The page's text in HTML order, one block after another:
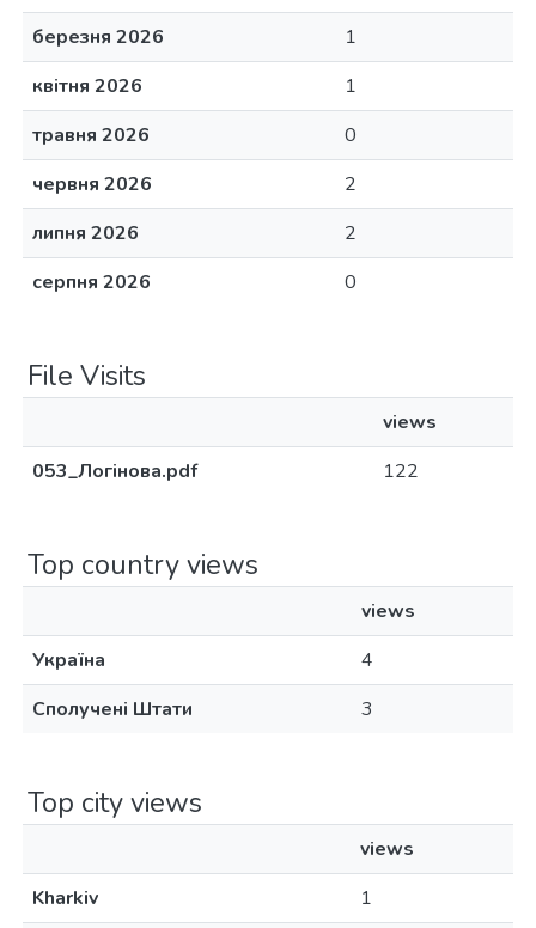
березня 2026
1
квітня 2026
1
травня 2026
0
червня 2026
2
липня 2026
2
серпня 2026
0
File Visits
views
053_Логінова.pdf
122
Top country views
views
Україна
4
Сполучені Штати
3
Top city views
views
Kharkiv
1